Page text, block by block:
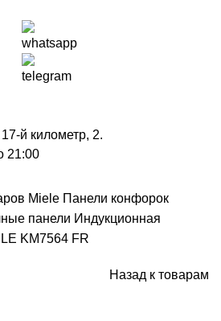
й километр, 2.
21:00
Miele Панели конфорок
панели Индукционная
KM7564 FR
Назад к товарам